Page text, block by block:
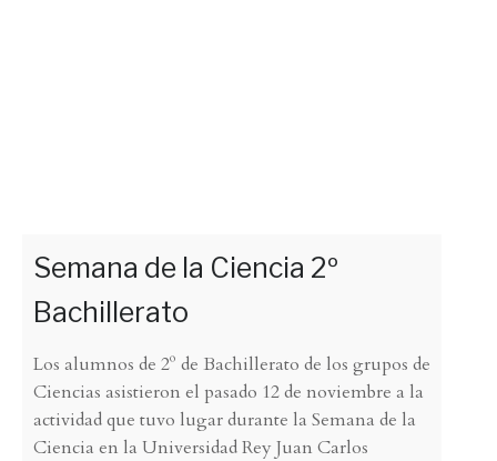
Semana de la Ciencia 2º
Bachillerato
Los alumnos de 2º de Bachillerato de los grupos de
Ciencias asistieron el pasado 12 de noviembre a la
actividad que tuvo lugar durante la Semana de la
Ciencia en la Universidad Rey Juan Carlos